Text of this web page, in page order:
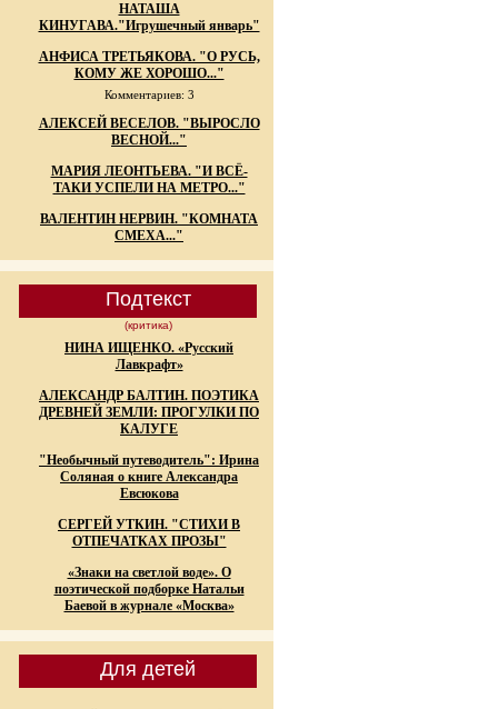
НАТАША
КИНУГАВА."Игрушечный январь"
АНФИСА ТРЕТЬЯКОВА. "О РУСЬ,
КОМУ ЖЕ ХОРОШО..."
Комментариев: 3
АЛЕКСЕЙ ВЕСЕЛОВ. "ВЫРОСЛО
ВЕСНОЙ..."
МАРИЯ ЛЕОНТЬЕВА. "И ВСЁ-
ТАКИ УСПЕЛИ НА МЕТРО..."
ВАЛЕНТИН НЕРВИН. "КОМНАТА
СМЕХА..."
Подтекст
(критика)
НИНА ИЩЕНКО. «Русский
Лавкрафт»
АЛЕКСАНДР БАЛТИН. ПОЭТИКА
ДРЕВНЕЙ ЗЕМЛИ: ПРОГУЛКИ ПО
КАЛУГЕ
"Необычный путеводитель": Ирина
Соляная о книге Александра
Евсюкова
СЕРГЕЙ УТКИН. "СТИХИ В
ОТПЕЧАТКАХ ПРОЗЫ"
«Знаки на светлой воде». О
поэтической подборке Натальи
Баевой в журнале «Москва»
Для детей